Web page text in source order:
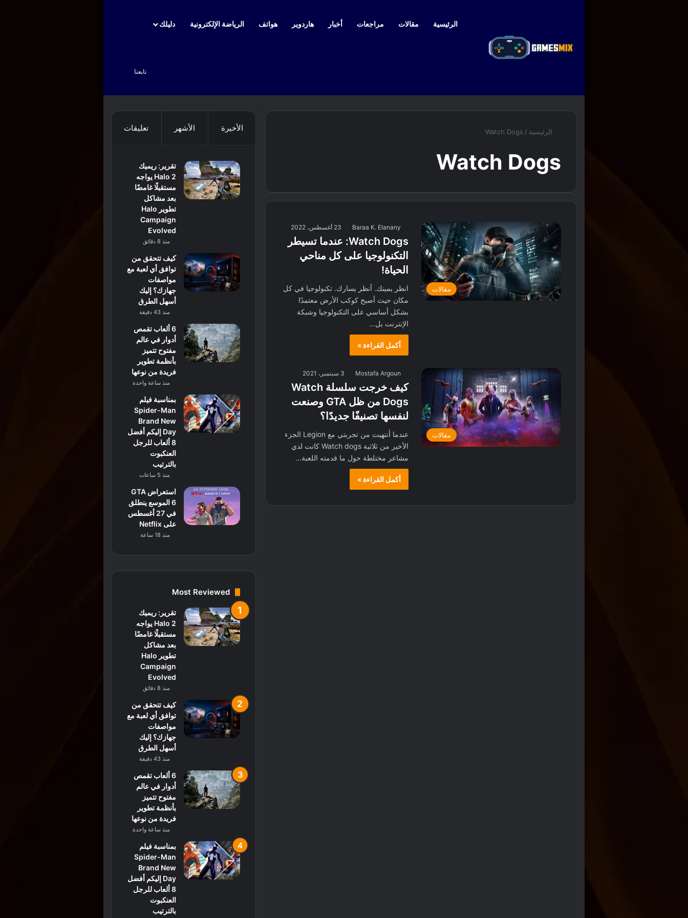
الرئيسية مقالات مراجعات أخبار هاردوير هواتف الرياضة الإلكترونية دليلك
تابعنا
الرئيسية /
Watch Dogs
Watch Dogs
مقالات
Baraa K. Elanany 23 أغسطس، 2022
Watch Dogs: عندما تسيطر
التكنولوجيا على كل مناحي
الحياة!
انظر يمينك. أنظر يسارك. تكنولوجيا في كل
مكان حيث أصبح كوكب الأرض معتمدًا
بشكل أساسي على التكنولوجيا وشبكة
الإنترنت بل…
أكمل القراءة »
مقالات
Mostafa Argoun 3 سبتمبر، 2021
كيف خرجت سلسلة Watch
Dogs من ظل GTA وصنعت
لنفسها تصنيفًا جديدًا؟
عندما أنتهيت من تجربتي مع Legion الجزء
الأخير من ثلاثية Watch dogs كانت لدي
مشاعر مختلطة حول ما قدمته اللعبة…
أكمل القراءة »
الأخيرة الأشهر تعليقات
تقرير: ريميك
Halo 2 يواجه
مستقبلًا غامضًا
بعد مشاكل
تطوير Halo
Campaign
Evolved
منذ 8 دقائق
كيف تتحقق من
توافق أي لعبة مع
مواصفات
جهازك؟ إليك
أسهل الطرق
منذ 43 دقيقة
6 ألعاب تقمص
أدوار في عالم
مفتوح تتميز
بأنظمة تطوير
فريدة من نوعها
منذ ساعة واحدة
بمناسبة فيلم
Spider-Man
Brand New
Day إليكم أفضل
8 ألعاب للرجل
العنكبوت
بالترتيب
منذ 5 ساعات
استعراض GTA
6 الموسع ينطلق
في 27 أغسطس
على Netflix
منذ 18 ساعة
Most Reviewed
تقرير: ريميك
Halo 2 يواجه
مستقبلًا غامضًا
بعد مشاكل
تطوير Halo
Campaign
Evolved
منذ 8 دقائق
كيف تتحقق من
توافق أي لعبة مع
مواصفات
جهازك؟ إليك
أسهل الطرق
منذ 43 دقيقة
6 ألعاب تقمص
أدوار في عالم
مفتوح تتميز
بأنظمة تطوير
فريدة من نوعها
منذ ساعة واحدة
بمناسبة فيلم
Spider-Man
Brand New
Day إليكم أفضل
8 ألعاب للرجل
العنكبوت
بالترتيب